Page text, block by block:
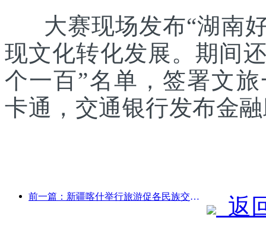
大赛现场发布“湖南好
现文化转化发展。期间
个一百”名单，签署文
卡通，交通银行发布金
前一篇：新疆喀什举行旅游促各民族交流推广活动 返